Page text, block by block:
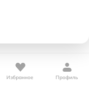
Избранное Профиль